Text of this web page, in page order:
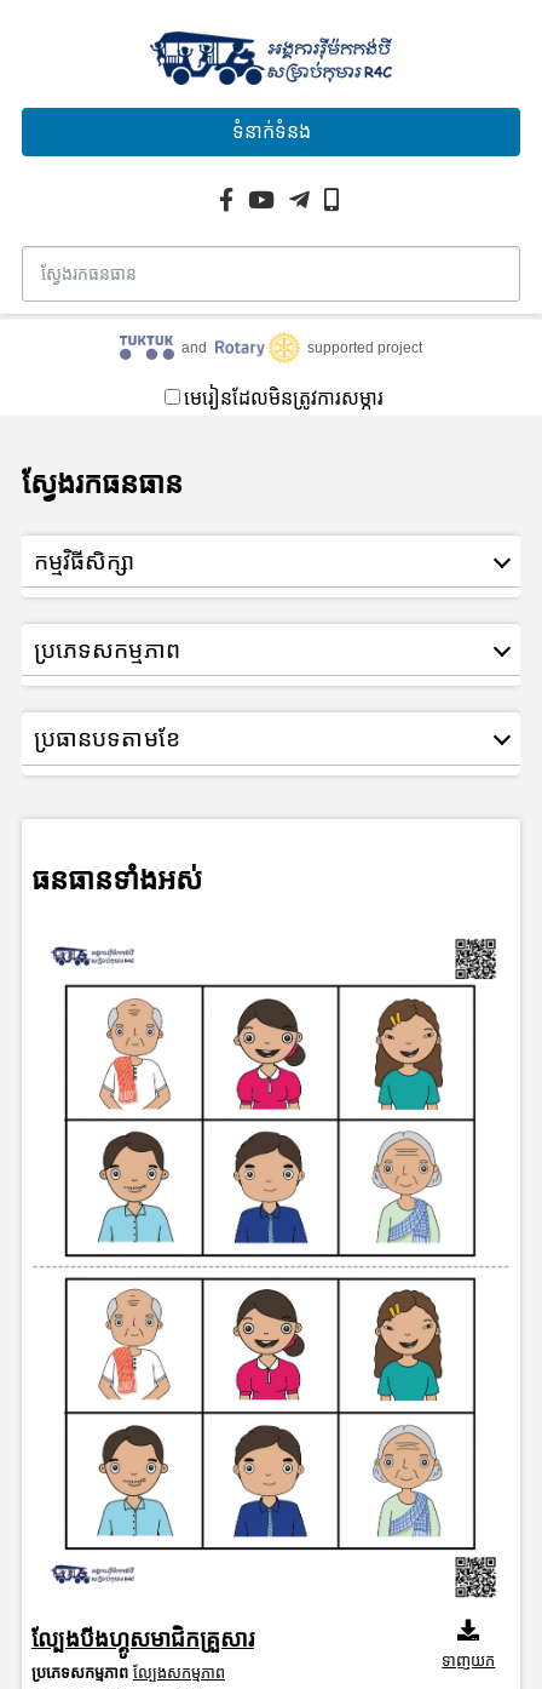
ទំនាក់ទំនង
and supported project
មេរៀនដែលមិនត្រូវការសម្ភារ
ស្វែងរកធនធាន
កម្មវិធីសិក្សា
ប្រភេទសកម្មភាព
ប្រធានបទតាមខែ
ធនធានទាំងអស់
ល្បែងបីងហ្គូសមាជិកគ្រួសារ
ប្រភេទសកម្មភាព ល្បែងសកម្មភាព
ទាញយក